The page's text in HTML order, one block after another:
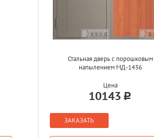
Стальная дверь с порошковым
напылением МД-1436
Цена
10143
ЗАКАЗАТЬ